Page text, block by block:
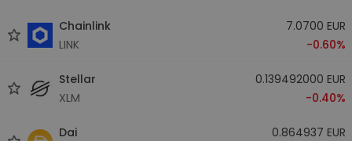
Chainlink
LINK
7.0700 EUR
-0.60%
Stellar
XLM
0.139492000 EUR
-0.40%
Dai
0.864937 EUR